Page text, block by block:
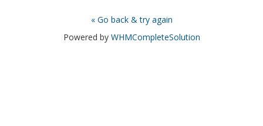
« Go back & try again
Powered by WHMCompleteSolution